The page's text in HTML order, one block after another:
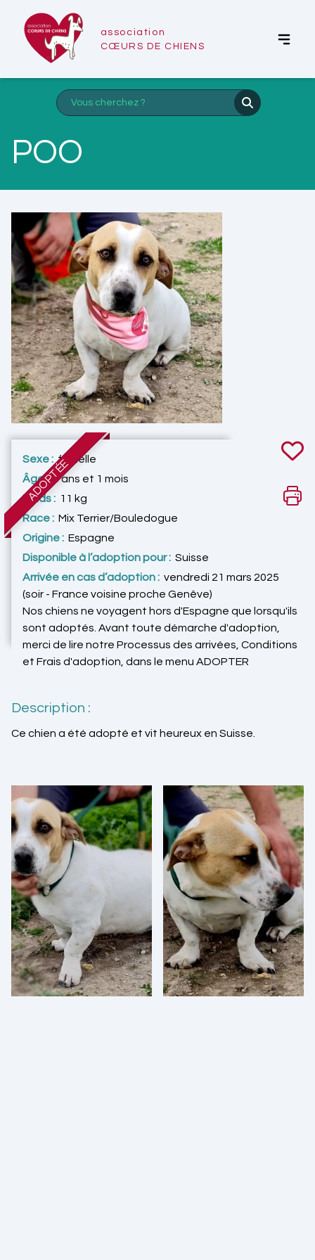
association
CŒURS DE CHIENS
POO
ADOPTÉE
Sexe : femelle
Âge :3 ans et 1 mois
Poids : 11 kg
Race : Mix Terrier/Bouledogue
Origine : Espagne
Disponible à l’adoption pour : Suisse
Arrivée en cas d’adoption : vendredi 21 mars 2025
(soir - France voisine proche Genêve)
Nos chiens ne voyagent hors d'Espagne que lorsqu'ils
sont adoptés. Avant toute démarche d'adoption,
merci de lire notre Processus des arrivées, Conditions
et Frais d'adoption, dans le menu ADOPTER
Description :
Ce chien a été adopté et vit heureux en Suisse.